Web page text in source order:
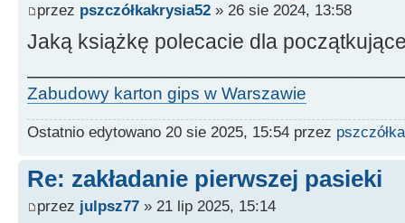
przez pszczółkakrysia52 » 26 sie 2024, 13:58
Jaką książkę polecacie dla
Zabudowy karton gips w Warszawie
Ostatnio edytowano 20 sie 2025, 15:54 przez
Re: zakładanie pierwszej pasieki
przez julpsz77 » 21 lip 2025, 15:14